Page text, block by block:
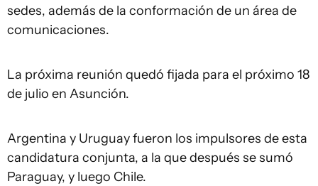
sedes, además de la conformación de un área de
comunicaciones.
La próxima reunión quedó fijada para el próximo 18
de julio en Asunción.
Argentina y Uruguay fueron los impulsores de esta
candidatura conjunta, a la que después se sumó
Paraguay, y luego Chile.